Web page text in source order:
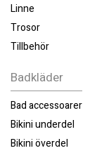
Linne
Trosor
Tillbehör
Badkläder
Bad accessoarer
Bikini underdel
Bikini överdel